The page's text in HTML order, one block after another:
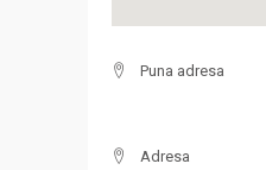
Puna adresa
Adresa